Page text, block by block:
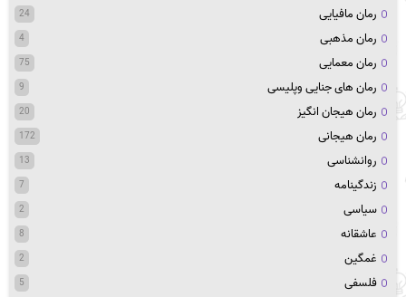
رمان مافیایی 24
رمان مذهبی 4
رمان معمایی 75
رمان های جنایی وپلیسی 9
رمان هیجان انگیز 20
رمان هیجانی 172
روانشناسی 13
زندگینامه 7
سیاسی 2
عاشقانه 8
غمگین 2
فلسفی 5